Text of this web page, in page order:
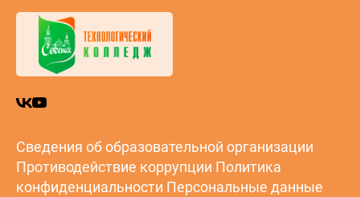
Сведения об образовательной организации
Противодействие коррупции Политика
конфиденциальности Персональные данные